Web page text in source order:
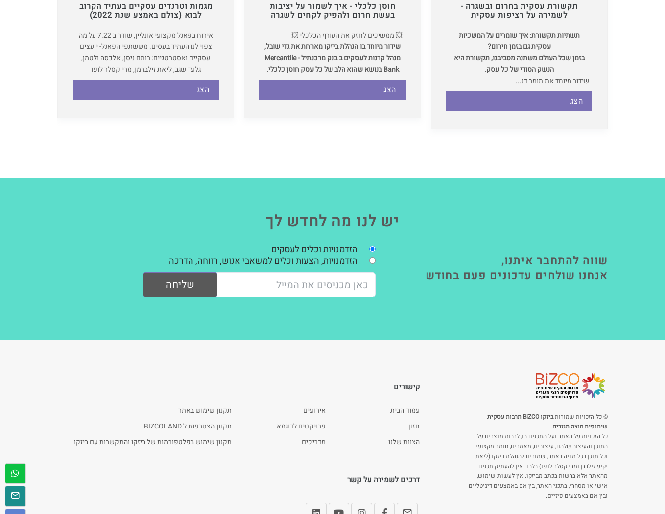
תקשורת עסקית בחרום ובשגרה -
לשמירה על רציפות עסקית
תשתיות תקשורת: איך שומרים על המשכיות
עסקית גם בזמן חירום?
בזמן שכל העולם משתנה מסביבנו, תקשורת היא
הנשק הסודי של כל עסק.
שידור מיוחד את תומר דנ...
הצג
חוסן כלכלי - איך לשמור על יציבות
בעשת חרום ולהפיק לקחים לשגרה
💥 ממשיכים לחזק את העורף הכלכלי 💥
שידור מיוחד בו הנהלת ביזקו מארחת את גדי שובל,
מנהל קרנות לעסקים ב בנק מרכנתיל - Mercantile
Bank בנושא שהוא הלב של כל עסק חוסן כלכלי.
הצג
מגמות וטרנדים עסקיים בעתיד הקרוב
לבוא (צולם באמצע שנת 2022)
אירוח בפאנל מקצועי אונליין, שודר ב 7.22 על מה
צפוי לנו העתיד בעסים. מששתפי הפאנל- יועצים
עסקיים ואסטרטגיים: רותם ניסן, אלכסה ולטמן,
גלעד שגב, ליאת זילברמן, מרי קסלר לופו
הצג
יש לנו מה לחדש לך
שווה להתחבר איתנו,
אנחנו שולחים עדכונים פעם בחודש
הזדמנויות וכלים לעסקים
הזדמנויות, הצעות וכלים למשאבי אנוש, רווחה, הדרכה
שליחה
© כל הזכויות שמורות
ביזקו BiZCO תרבות עסקית
שיתופית חוצה מגזרים
כל הזכויות על האתר ועל התכנים בו, לרבות מוצרים על
התוכן והעיצוב שלהם, עיצובים, מאמרים, חומר מקצועי
וכל תוכן בכל מדיה באתר, שמורים להנהלת ביזקו (ליאת
יקיע זילברן ומרי קסלר לופו) בלבד. אין להעתיק תכנים
מהאתר אלא ברשות בכתב מביזקו. אין לעשות שימוש,
אישי או מסחרי, בתכני האתר, בין אם באמצעים דיגיטליים
ובין אם באמצעים פיזיים.
קישורים
עמוד הבית
חזון
הצוות שלנו
אירועים
פרויקטים לדוגמא
מדריכים
תקנון שימוש באתר
תקנון הצטרפות ל BIZCOLAND
תקנון שימוש בפלטפורמות של ביזקו והתקשרות עם ביזקו
דרכים לשמירה על קשר